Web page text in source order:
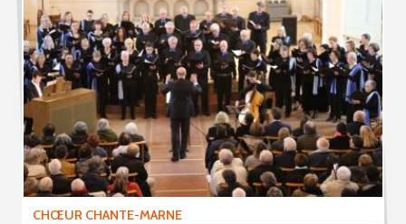
CHŒUR CHANTE-MARNE